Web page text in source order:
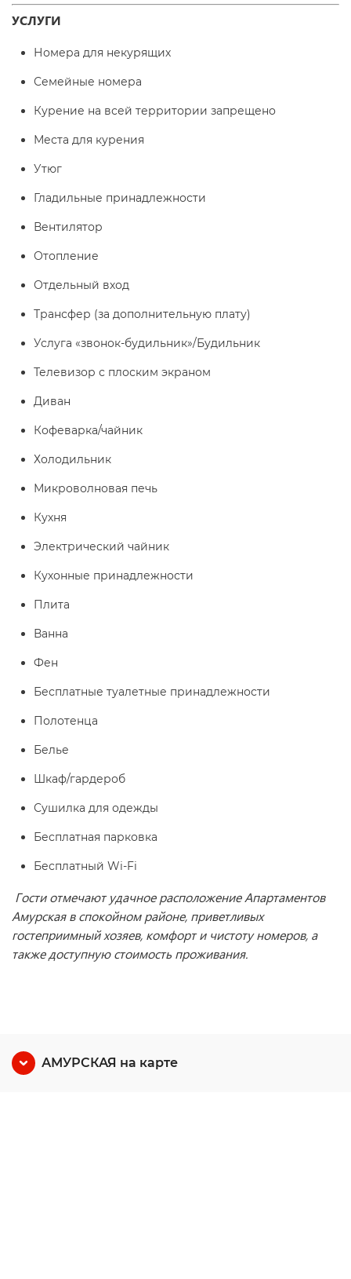
УСЛУГИ
Номера для некурящих
Семейные номера
Курение на всей территории запрещено
Места для курения
Утюг
Гладильные принадлежности
Вентилятор
Отопление
Отдельный вход
Трансфер (за дополнительную плату)
Услуга «звонок-будильник»/Будильник
Телевизор с плоским экраном
Диван
Кофеварка/чайник
Холодильник
Микроволновая печь
Кухня
Электрический чайник
Кухонные принадлежности
Плита
Ванна
Фен
Бесплатные туалетные принадлежности
Полотенца
Белье
Шкаф/гардероб
Сушилка для одежды
Бесплатная парковка
Бесплатный Wi-Fi
Гости отмечают удачное расположение Апартаментов
Амурская в спокойном районе, приветливых
гостеприимный хозяев, комфорт и чистоту номеров, а
также доступную стоимость проживания.
АМУРСКАЯ на карте